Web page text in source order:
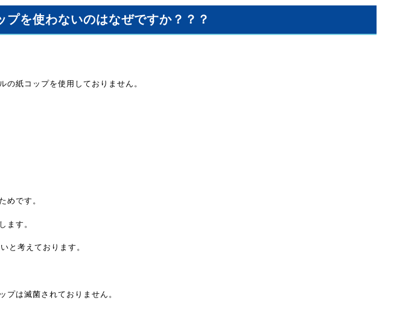
プを使わないのはなぜですか？？？
の紙コップを使用しておりません。
めです。
ます。
と考えております。
プは滅菌されておりません。